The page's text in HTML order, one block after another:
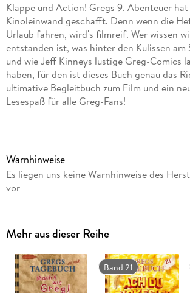
Klappe und Action! Gregs 9. Abenteuer hat
Kinoleinwand geschafft. Denn wenn die
Urlaub fahren, wird's filmreif. Wer wissen
entstanden ist, was hinter den Kulissen am
und wie Jeff Kinneys lustige Greg-Comics
haben, für den ist dieses Buch genau das
ultimative Begleitbuch zum Film und ein
Lesespaß für alle Greg-Fans!
Warnhinweise
Es liegen uns keine Warnhinweise des
vor
Mehr aus dieser Reihe
Band 21